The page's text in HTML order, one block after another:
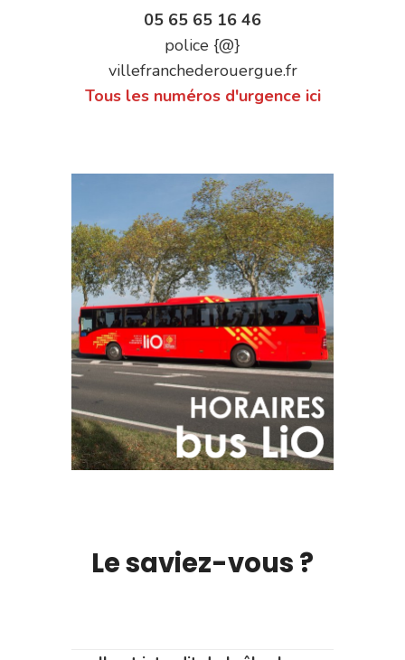
05 65 65 16 46
police {@}
villefranchederouergue.fr
Tous les numéros d'urgence ici
Le saviez-vous ?